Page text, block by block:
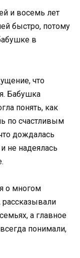
и восемь лет
быстро, потому
в
что
Бабушка
понять, как
по счастливым
дождалась
не надеялась
о многом
рассказывали
а главное
понимали,